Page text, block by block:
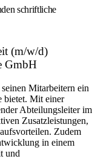
schriftliche
(m/w/d)
GmbH
Mitarbeitern ein
bietet. Mit einer
Abteilungsleiter im
Zusatzleistungen,
Zudem
in einem
und